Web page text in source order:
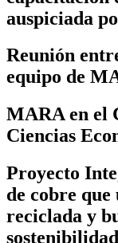
auspiciada
Reunión
equipo de
MARA en el
Ciencias
Proyecto
de cobre
reciclada y
sostenibilidad